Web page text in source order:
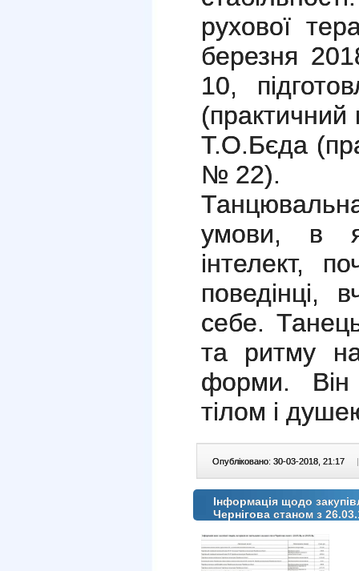
рухової
березня
10,
Т.О.Бєда
№ 22).
умови, в
інтелект,
поведінці,
себе.
та ритму
форми.
тілом і
Опубліковано: 30-03-2018, 21:17 |
Інформація щодо
Чернігова станом з